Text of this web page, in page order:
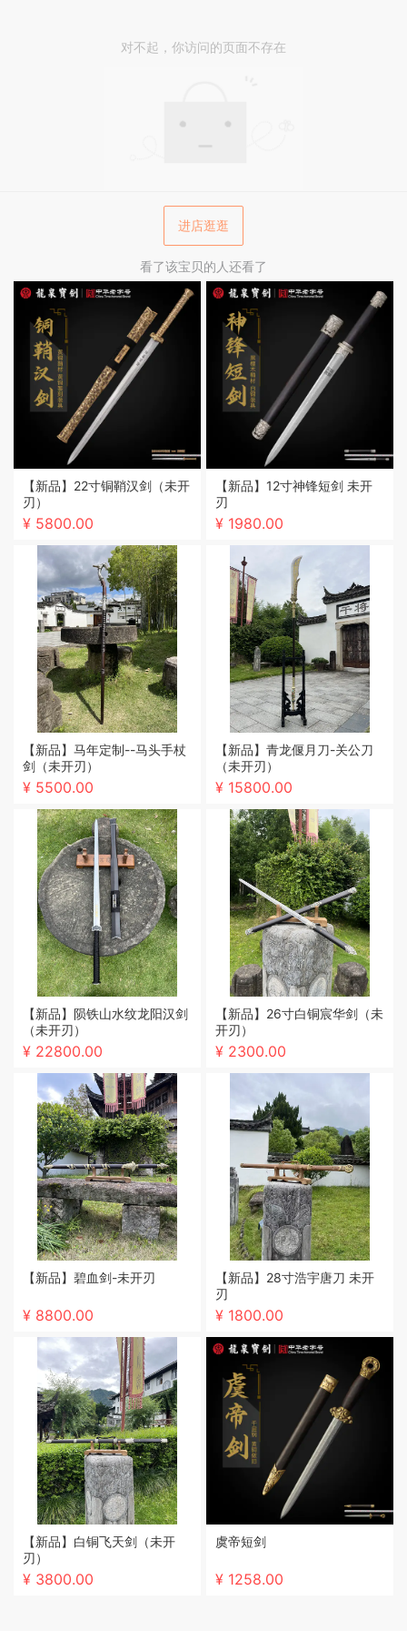
对不起，你访问的页面不存在
进店逛逛
看了该宝贝的人还看了
【新品】22寸铜鞘汉剑（未开
刃）
¥ 5800.00
【新品】12寸神锋短剑 未开
刃
¥ 1980.00
【新品】马年定制--马头手杖
剑（未开刃）
¥ 5500.00
【新品】青龙偃月刀-关公刀
（未开刃）
¥ 15800.00
【新品】陨铁山水纹龙阳汉剑
（未开刃）
¥ 22800.00
【新品】26寸白铜宸华剑（未
开刃）
¥ 2300.00
【新品】碧血剑-未开刃
¥ 8800.00
【新品】28寸浩宇唐刀 未开
刃
¥ 1800.00
【新品】白铜飞天剑（未开
刃）
¥ 3800.00
虞帝短剑
¥ 1258.00